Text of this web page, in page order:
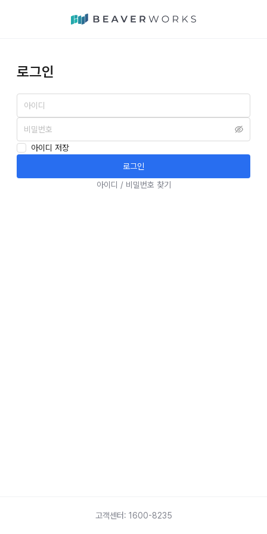
로그인
아이디 저장
로그인
아이디 / 비밀번호 찾기
고객센터: 1600-8235